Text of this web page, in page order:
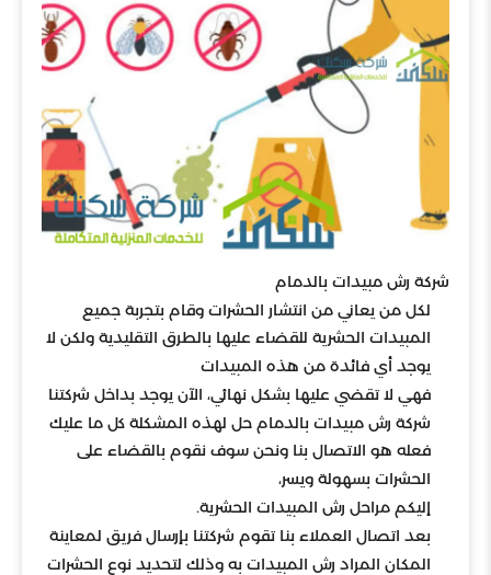
شركة رش مبيدات بالدمام
لكل من يعاني من انتشار الحشرات وقام بتجربة جميع
المبيدات الحشرية للقضاء عليها بالطرق التقليدية ولكن لا
يوجد أي فائدة من هذه المبيدات
فهي لا تقضي عليها بشكل نهائي، الآن يوجد بداخل شركتنا
شركة رش مبيدات بالدمام حل لهذه المشكلة كل ما عليك
فعله هو الاتصال بنا ونحن سوف نقوم بالقضاء على
الحشرات بسهولة ويسر،
إليكم مراحل رش المبيدات الحشرية.
بعد اتصال العملاء بنا تقوم شركتنا بإرسال فريق لمعاينة
المكان المراد رش المبيدات به وذلك لتحديد نوع الحشرات